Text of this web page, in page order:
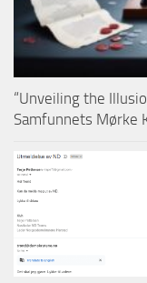
“Unveiling the
Samfunnets Mørke